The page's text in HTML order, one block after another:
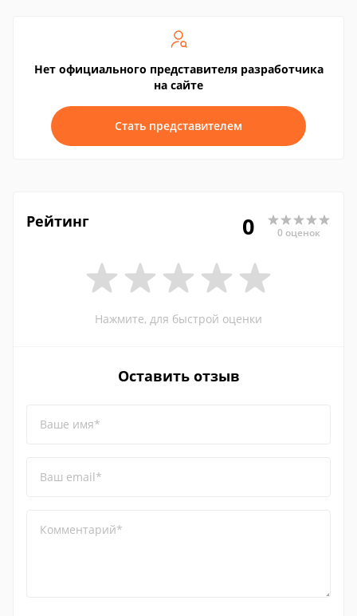
Нет официального представителя разработчика
на сайте
Стать представителем
Рейтинг 0 0 оценок
Нажмите, для быстрой оценки
Оставить отзыв
Ваше имя*
Ваш email*
Комментарий*